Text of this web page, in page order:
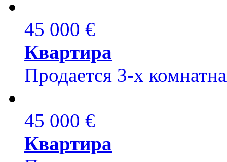
45 000 €
Квартира
Продается 3-х
45 000 €
Квартира